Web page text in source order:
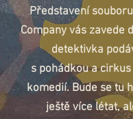
Představení
Company vás zavede
detektivka
s pohádkou a
komedií. Bude se tu
ještě více létat,